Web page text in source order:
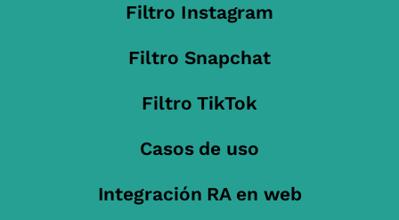
Filtro Instagram
Filtro Snapchat
Filtro TikTok
Casos de uso
Integración RA en web